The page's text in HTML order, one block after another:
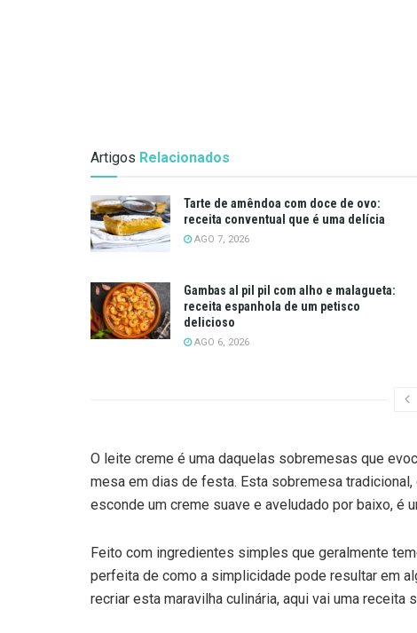
Artigos Relacionados
Tarte de amêndoa com doce de ovo:
receita conventual que é uma delícia
AGO 7, 2026
Gambas al pil pil com alho e malagueta:
receita espanhola de um petisco
delicioso
AGO 6, 2026
O leite creme é uma daquelas sobremesas que
mesa em dias de festa. Esta sobremesa
esconde um creme suave e aveludado por baixo, é
Feito com ingredientes simples que geralmente
perfeita de como a simplicidade pode resultar em
recriar esta maravilha culinária, aqui vai uma receita